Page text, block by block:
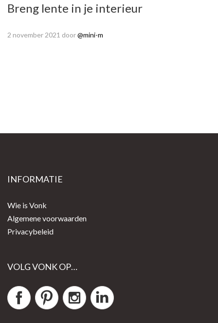
Breng lente in je interieur
2 november 2021 door@mini-m
INFORMATIE
Wie is Vonk
Algemene voorwaarden
Privacybeleid
VOLG VONK OP…